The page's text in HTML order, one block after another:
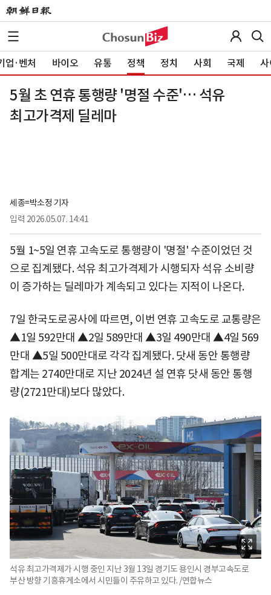
업·벤처 바이오 유통 정책 정치 사회 국제 사
5월 초 연휴 통행량 '명절 수준'… 석유
최고가격제 딜레마
세종=박소정 기자
입력 2026.05.07. 14:41
5월 1~5일 연휴 고속도로 통행량이 '명절' 수준이었던 것
으로 집계됐다. 석유 최고가격제가 시행되자 석유 소비량
이 증가하는 딜레마가 계속되고 있다는 지적이 나온다.
7일 한국도로공사에 따르면, 이번 연휴 고속도로 교통량은
▲1일 592만대 ▲2일 589만대 ▲3일 490만대 ▲4일 569
만대 ▲5일 500만대로 각각 집계됐다. 닷새 동안 통행량
합계는 2740만대로 지난 2024년 설 연휴 닷새 동안 통행
량(2721만대)보다 많았다.
석유 최고가격제가 시행 중인 지난 3월 13일 경기도 용인시 경부고속도로
부산 방향 기흥휴게소에서 시민들이 주유하고 있다. /연합뉴스